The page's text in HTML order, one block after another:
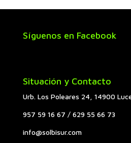
Síguenos en Facebook
Situación y Contacto
Urb. Los Poleares 24, 14900
957 59 16 67 / 629 55 66 73
info@solbisur.com